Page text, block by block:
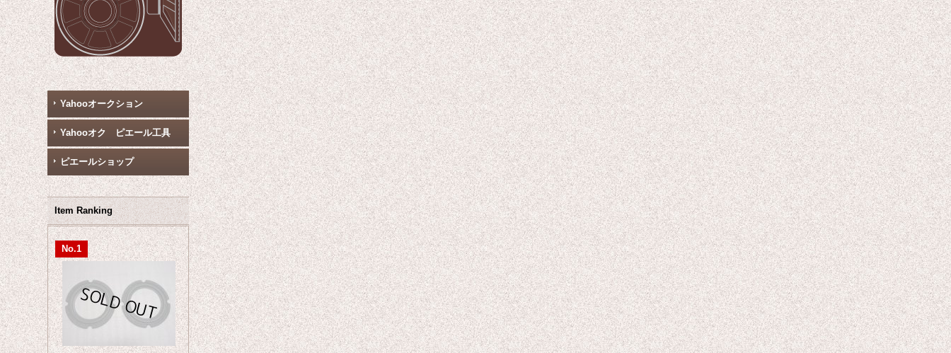
Yahooオークション
Yahooオク ピエール工具
ピエールショップ
Item Ranking
No.1